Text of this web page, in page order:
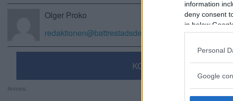
information
deny consent
in below
Personal
Google
Olger Proko
redaktionen@battrestadsdel.se
KOMMENTERA
Annons: